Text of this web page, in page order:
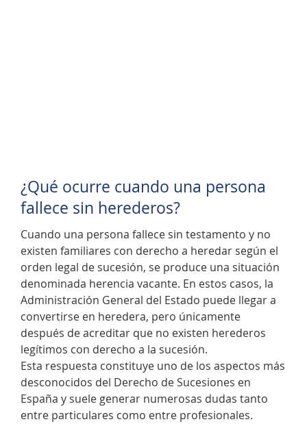
¿Qué ocurre cuando una persona
fallece sin herederos?
Cuando una persona fallece sin testamento y no
existen familiares con derecho a heredar según el
orden legal de sucesión, se produce una situación
denominada herencia vacante. En estos casos, la
Administración General del Estado puede llegar a
convertirse en heredera, pero únicamente
después de acreditar que no existen herederos
legítimos con derecho a la sucesión.
Esta respuesta constituye uno de los aspectos más
desconocidos del Derecho de Sucesiones en
España y suele generar numerosas dudas tanto
entre particulares como entre profesionales.